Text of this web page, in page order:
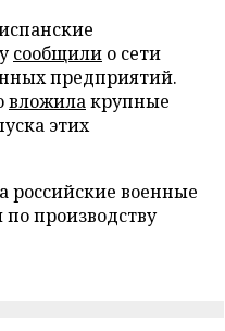
сообщили о сети
предприятий.
вложилакрупные
этих
российские военные
производству